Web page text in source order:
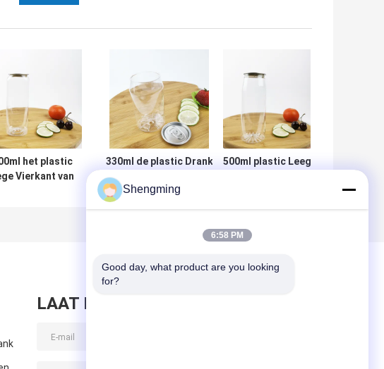
het plastic
Vierkant van
330ml de plastic Drank
Gemakkelijke de
Trekkrachtdekking in
HUISDIERENcontainers
500ml plastic Leeg
Suikergoedbadzout
LAAT BERICHT ACHTER
Shengming
6:58 PM
Good day, what product are you looking
for?